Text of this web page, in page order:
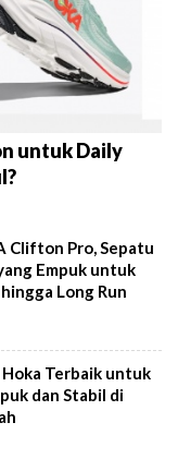
untuk Daily
Clifton Pro, Sepatu
Empuk untuk
Long Run
Terbaik untuk
dan Stabil di